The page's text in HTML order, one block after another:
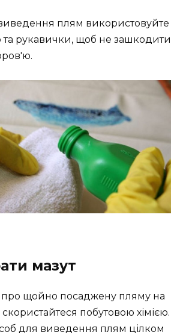
плям використовуйте
та рукавички, щоб не зашкодити
мазут
щойно посаджену пляму на
побутовою хімією.
для виведення плям цілком